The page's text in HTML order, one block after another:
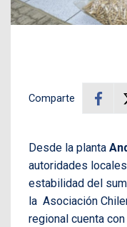
Comparte
Desde la planta
autoridades
estabilidad del
la Asociación
regional cuenta